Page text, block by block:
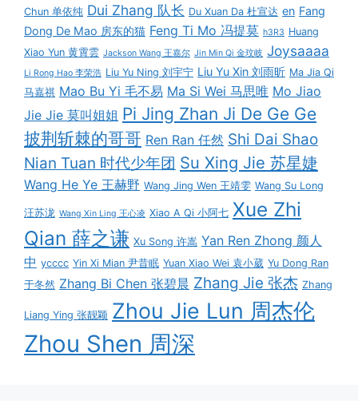
Chun 单依纯 Dui Zhang 队长 Du Xuan Da 杜宣达 en Fang
Dong De Mao 房东的猫 Feng Ti Mo 冯提莫 h3R3 Huang
Xiao Yun 黄霄雲 Jackson Wang 王嘉尔 Jin Min Qi 金玟岐 Joysaaaa
Li Rong Hao 李荣浩 Liu Yu Ning 刘宇宁 Liu Yu Xin 刘雨昕 Ma Jia Qi
马嘉祺 Mao Bu Yi 毛不易 Ma Si Wei 马思唯 Mo Jiao
Jie Jie 莫叫姐姐 Pi Jing Zhan Ji De Ge Ge
披荆斩棘的哥哥 Ren Ran 任然 Shi Dai Shao
Nian Tuan 时代少年团 Su Xing Jie 苏星婕
Wang He Ye 王赫野 Wang Jing Wen 王靖雯 Wang Su Long
汪苏泷 Wang Xin Ling 王心凌 Xiao A Qi 小阿七 Xue Zhi
Qian 薛之谦 Xu Song 许嵩 Yan Ren Zhong 颜人
中 ycccc Yin Xi Mian 尹昔眠 Yuan Xiao Wei 袁小葳 Yu Dong Ran
于冬然 Zhang Bi Chen 张碧晨 Zhang Jie 张杰 Zhang
Liang Ying 张靓颖 Zhou Jie Lun 周杰伦
Zhou Shen 周深